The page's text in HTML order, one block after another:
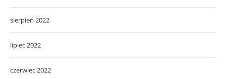
sierpień 2022
lipiec 2022
czerwiec 2022